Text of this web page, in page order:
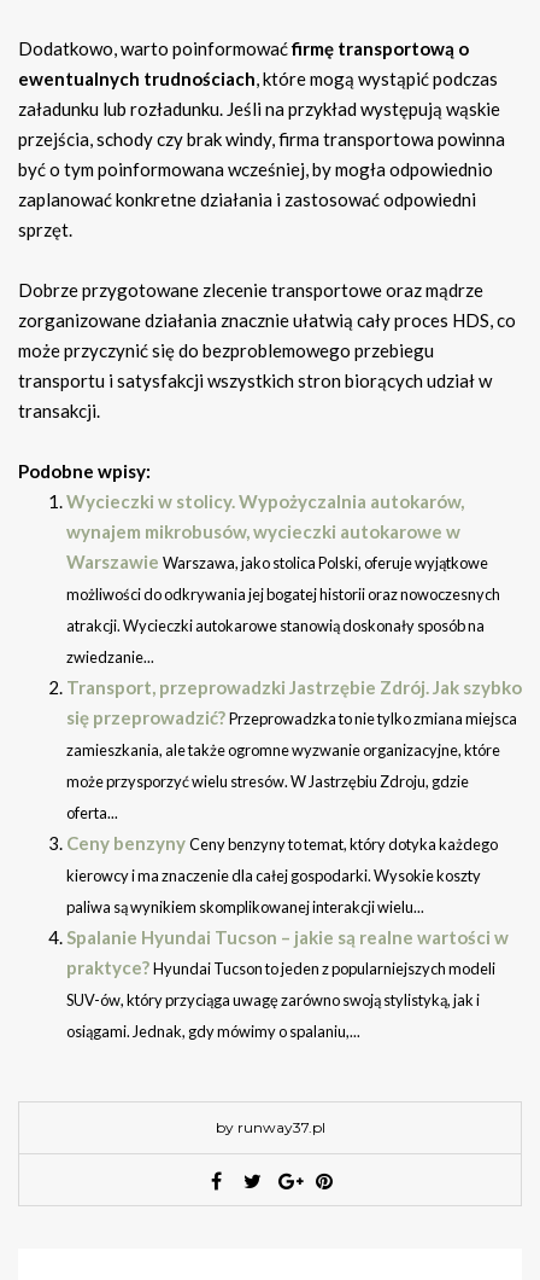
Dodatkowo, warto poinformowaćfirmę transportową o
ewentualnych trudnościach , które mogą wystąpić podczas
załadunku lub rozładunku. Jeśli na przykład występują wąskie
przejścia, schody czy brak windy, firma transportowa powinna
być o tym poinformowana wcześniej, by mogła odpowiednio
zaplanować konkretne działania i zastosować odpowiedni
sprzęt.
Dobrze przygotowane zlecenie transportowe oraz mądrze
zorganizowane działania znacznie ułatwią cały proces HDS, co
może przyczynić się do bezproblemowego przebiegu
transportu i satysfakcji wszystkich stron biorących udział w
transakcji.
Podobne wpisy:
Wycieczki w stolicy. Wypożyczalnia autokarów,
wynajem mikrobusów, wycieczki autokarowe w
Warszawie Warszawa, jako stolica Polski, oferuje wyjątkowe
możliwości do odkrywania jej bogatej historii oraz nowoczesnych
atrakcji. Wycieczki autokarowe stanowią doskonały sposób na
zwiedzanie...
Transport, przeprowadzki Jastrzębie Zdrój. Jak szybko
się przeprowadzić?Przeprowadzka to nie tylko zmiana miejsca
zamieszkania, ale także ogromne wyzwanie organizacyjne, które
może przysporzyć wielu stresów. W Jastrzębiu Zdroju, gdzie
oferta...
Ceny benzynyCeny benzyny to temat, który dotyka każdego
kierowcy i ma znaczenie dla całej gospodarki. Wysokie koszty
paliwa są wynikiem skomplikowanej interakcji wielu...
Spalanie Hyundai Tucson – jakie są realne wartości w
praktyce?Hyundai Tucson to jeden z popularniejszych modeli
SUV-ów, który przyciąga uwagę zarówno swoją stylistyką, jak i
osiągami. Jednak, gdy mówimy o spalaniu,...
by runway37.pl